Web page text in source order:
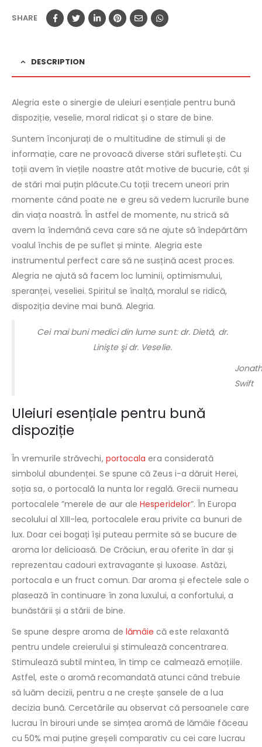
SHARE
DESCRIPTION
Alegria este o sinergie de uleiuri esențiale pentru bună
dispoziție, veselie, moral ridicat și o stare de bine.
Suntem înconjurați de o multitudine de stimuli și de
informație, care ne provoacă diverse stări sufletești. Cu
toții avem în viețile noastre atât motive de bucurie, cât și
de stări mai puțin plăcute.Cu toții trecem uneori prin
momente când poate ne e greu să vedem lucrurile bune
din viața noastră. În astfel de momente, nu strică să
avem la îndemână ceva care să ne ajute să îndepărtăm
voalul închis de pe suflet și minte. Alegria este
instrumentul perfect care să ne susțină acest proces.
Alegria ne ajută să facem loc luminii, optimismului,
speranței, veseliei. Spiritul se înalță, moralul se ridică,
dispoziția devine mai bună. Alegria.
Cei mai buni medici din lume sunt: dr. Dietă, dr.
Linişte şi dr. Veselie.
Swift
Uleiuri esențiale pentru bună
dispoziție
În vremurile străvechi, portocala era considerată
simbolul abundenței. Se spune că Zeus i-a dăruit Herei,
soția sa, o portocală la nunta lor regală. Grecii numeau
portocalele ”merele de aur aleHesperidelor”. În Europa
secolului al XIII-lea, portocalele erau privite ca bunuri de
lux. Doar cei bogați își puteau permite să se bucure de
aroma lor delicioasă. De Crăciun, erau oferite în dar și
reprezentau cadouri extravagante și luxoase. Astăzi,
portocala e un fruct comun. Dar aroma și efectele sale o
plasează în continuare în zona luxului, a confortului, a
bunăstării și a stării de bine.
Se spune despre aroma de lămâie că este relaxantă
pentru undele creierului și stimulează concentrarea.
Stimulează subtil mintea, în timp ce calmează emoțiile.
Astfel, este o aromă recomandată atunci când trebuie
să luăm decizii, pentru a ne crește șansele de a lua
decizia bună. Cercetările au observat că persoanele care
lucrau în birouri unde se simțea aromă de lămâie făceau
cu 50% mai puține greșeli comparativ cu cei care lucrau